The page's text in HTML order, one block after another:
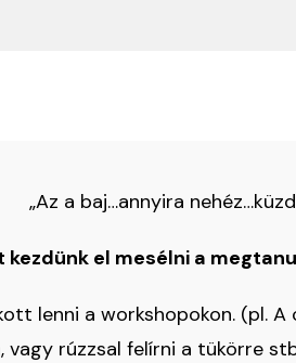
„Az a baj…annyira
el mesélni a
lenni a workshopokon. (pl. A
rúzzsal felírni a tükörre